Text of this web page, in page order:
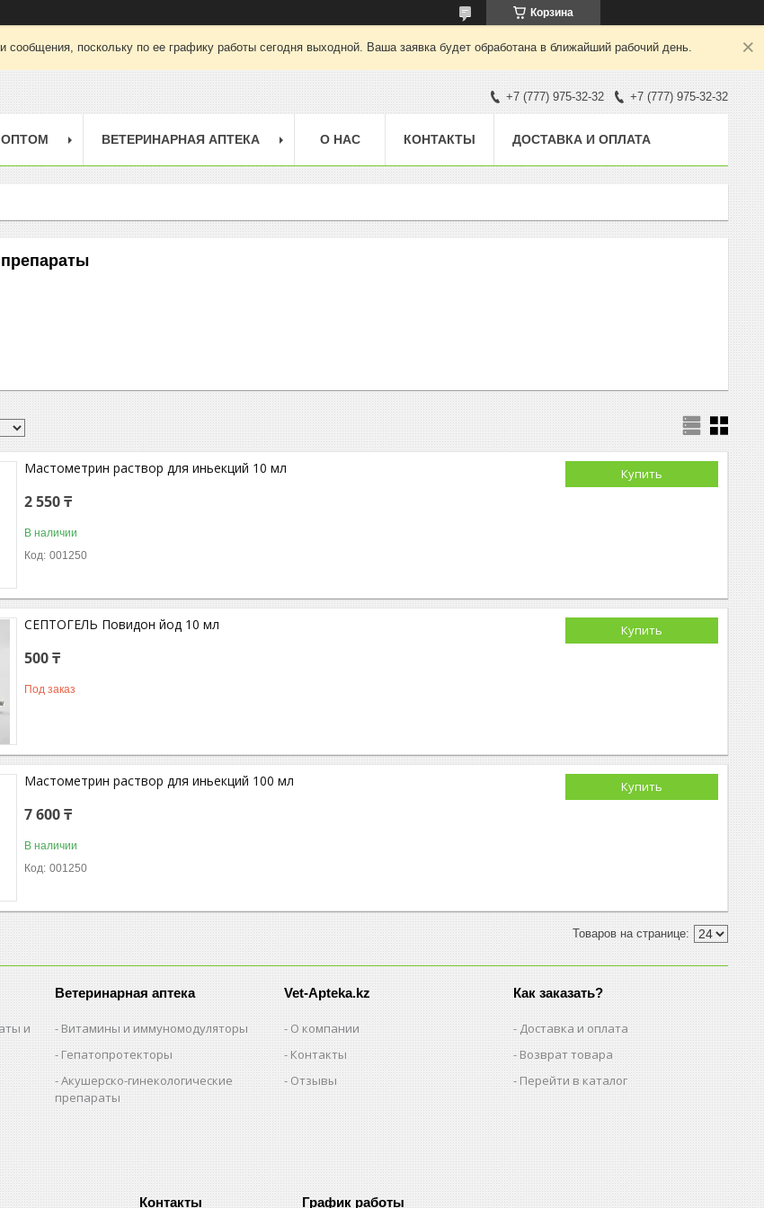
Корзина
сообщения, поскольку по ее графику работы сегодня выходной. Ваша заявка будет обработана в ближайший рабочий день.
+7 (777) 975-32-32 +7 (777) 975-32-32
ВЕТЕРИНАРНАЯ АПТЕКА О НАС КОНТАКТЫ ДОСТАВКА И ОПЛАТА
Купить
Мастометрин раствор для иньекций 10 мл
2 550 ₸
В наличии
001250
Купить
СЕПТОГЕЛЬ Повидон йод 10 мл
500 ₸
Под заказ
Купить
Мастометрин раствор для иньекций 100 мл
7 600 ₸
В наличии
001250
и
Ветеринарная аптека
Витамины и иммуномодуляторы
Гепатопротекторы
Акушерско-гинекологические
препараты
Vet-Apteka.kz
О компании
Контакты
Отзывы
Как заказать?
Доставка и оплата
Возврат товара
Перейти в каталог
График работы